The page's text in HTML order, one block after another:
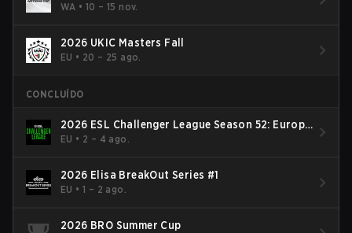
WA •10 – 15 nov.
2026 UKIC Masters Fall
EU • 20 – 25 ago.
CONCLUÍDO
2026 ESL Challenger League Season 52: Europe
- Cup #2
EU • 2 – 4 ago.
2026 Elisa BreakOut Series #1
EU •1 – 2 ago.
2026 BRO Summer Cup